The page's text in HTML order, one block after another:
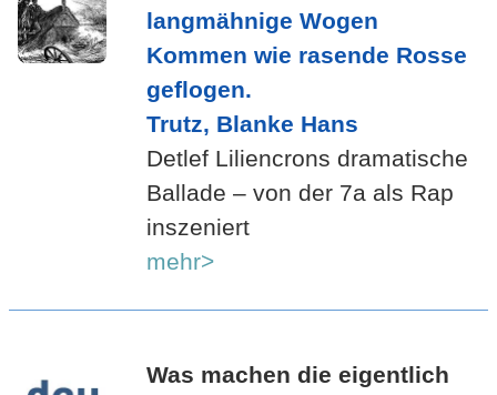
langmähnige Wogen
Kommen wie rasende Rosse
geflogen.
Trutz, Blanke Hans
Detlef Liliencrons dramatische
Ballade – von der 7a als Rap
inszeniert
mehr>
Was machen die eigentlich